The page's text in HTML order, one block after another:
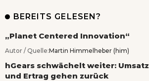
BEREITS GELESEN?
„Planet Centered Innovation“
Autor / Quelle:Martin Himmelheber (him)
hGears schwächelt weiter: Umsatz
und Ertrag gehen zurück